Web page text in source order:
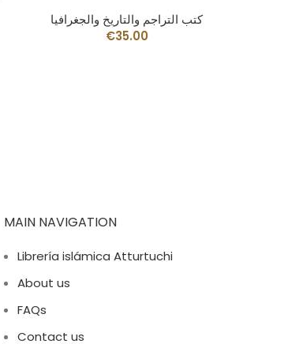
كتب التراجم والتاريخ والجغرافيا
€35.00
MAIN NAVIGATION
Librería islámica Atturtuchi
About us
FAQs
Contact us